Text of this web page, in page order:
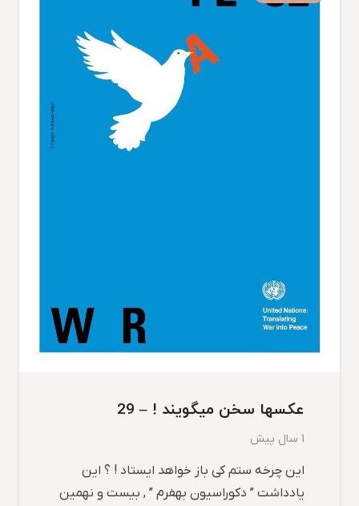
عکسها سخن میگویند ! – 29
1 سال پیش
این چرخه ستم کی باز خواهد ایستاد ! ؟ این
یادداشت ” دکوراسیون بهفرم ” , بیست و نهمین